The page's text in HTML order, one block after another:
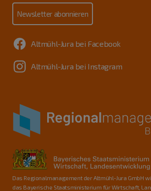
Newsletter abonnieren
Altmühl-Jura bei Facebook
Altmühl-Jura bei Instagram
Das Regionalmanagement der Altmühl-Jura GmbH
das Bayerische Staatsministerium für Wirtschaft,